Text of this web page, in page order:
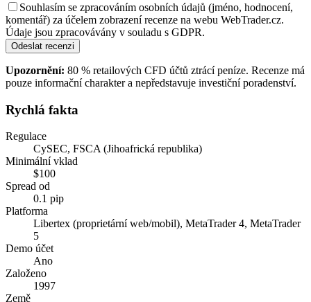
Souhlasím se zpracováním osobních údajů (jméno, hodnocení,
komentář) za účelem zobrazení recenze na webu WebTrader.cz.
Údaje jsou zpracovávány v souladu s GDPR.
Odeslat recenzi
Upozornění: 80 % retailových CFD účtů ztrácí peníze. Recenze má
pouze informační charakter a nepředstavuje investiční poradenství.
Rychlá fakta
Regulace
CySEC, FSCA (Jihoafrická republika)
Minimální vklad
$100
Spread od
0.1 pip
Platforma
Libertex (proprietární web/mobil), MetaTrader 4, MetaTrader
5
Demo účet
Ano
Založeno
1997
Země